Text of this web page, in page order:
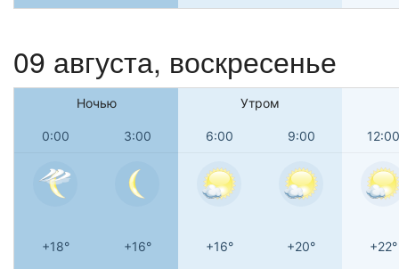
09 августа, воскресенье
Ночью Утром
0:00 3:00 6:00 9:00 12:00
+18° +16° +16° +20° +22°